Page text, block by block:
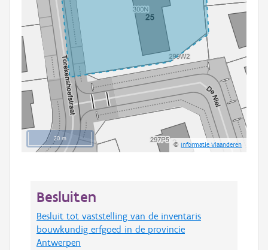
20 m
©Informatie Vlaanderen
Besluiten
Besluit tot vaststelling van de inventaris
bouwkundig erfgoed in de provincie
Antwerpen